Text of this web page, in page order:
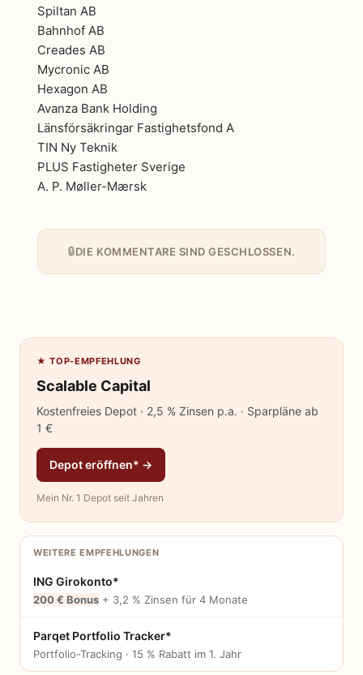
Spiltan AB
Bahnhof AB
Creades AB
Mycronic AB
Hexagon AB
Avanza Bank Holding
Länsförsäkringar Fastighetsfond A
TIN Ny Teknik
PLUS Fastigheter Sverige
A. P. Møller-Mærsk
DIE KOMMENTARE SIND GESCHLOSSEN.
★ TOP-EMPFEHLUNG
Scalable Capital
Kostenfreies Depot · 2,5 % Zinsen p.a. · Sparpläne ab
1 €
Depot eröffnen* →
Mein Nr. 1 Depot seit Jahren
WEITERE EMPFEHLUNGEN
ING Girokonto*
200 € Bonus + 3,2 % Zinsen für 4 Monate
Parqet Portfolio Tracker*
Portfolio-Tracking · 15 % Rabatt im 1. Jahr